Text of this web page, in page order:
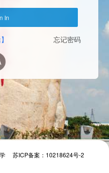
忘记密码
Send verification code
pay attention to your privacy
一扫
忘记密码
学 苏ICP备案：10218624号-2